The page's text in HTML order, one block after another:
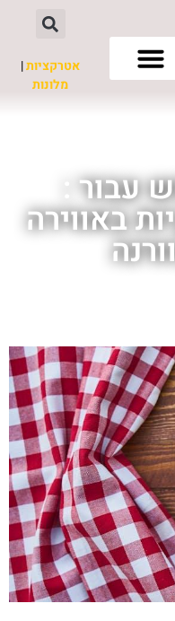
אטרקציות|
מלונות
עבור :
באווירה